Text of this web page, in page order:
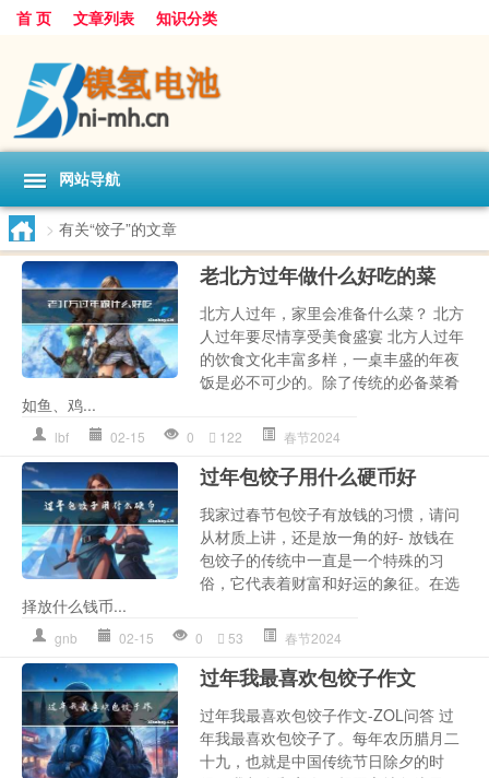
首 页 文章列表 知识分类
网站导航
> 有关“饺子”的文章
老北方过年做什么好吃的菜
北方人过年，家里会准备什么菜？ 北方
人过年要尽情享受美食盛宴 北方人过年
的饮食文化丰富多样，一桌丰盛的年夜
饭是必不可少的。除了传统的必备菜肴
如鱼、鸡...
lbf 02-15 0 122 春节2024
过年包饺子用什么硬币好
我家过春节包饺子有放钱的习惯，请问
从材质上讲，还是放一角的好- 放钱在
包饺子的传统中一直是一个特殊的习
俗，它代表着财富和好运的象征。在选
择放什么钱币...
gnb 02-15 0 53 春节2024
过年我最喜欢包饺子作文
过年我最喜欢包饺子作文-ZOL问答 过
年我最喜欢包饺子了。每年农历腊月二
十九，也就是中国传统节日除夕的时